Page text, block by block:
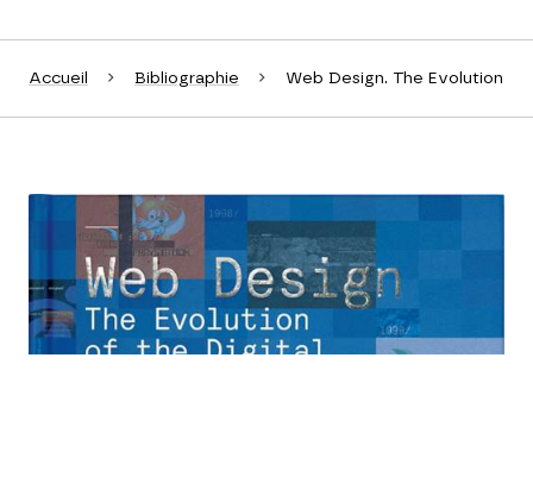
Accueil Bibliographie Web Design. The Evolution